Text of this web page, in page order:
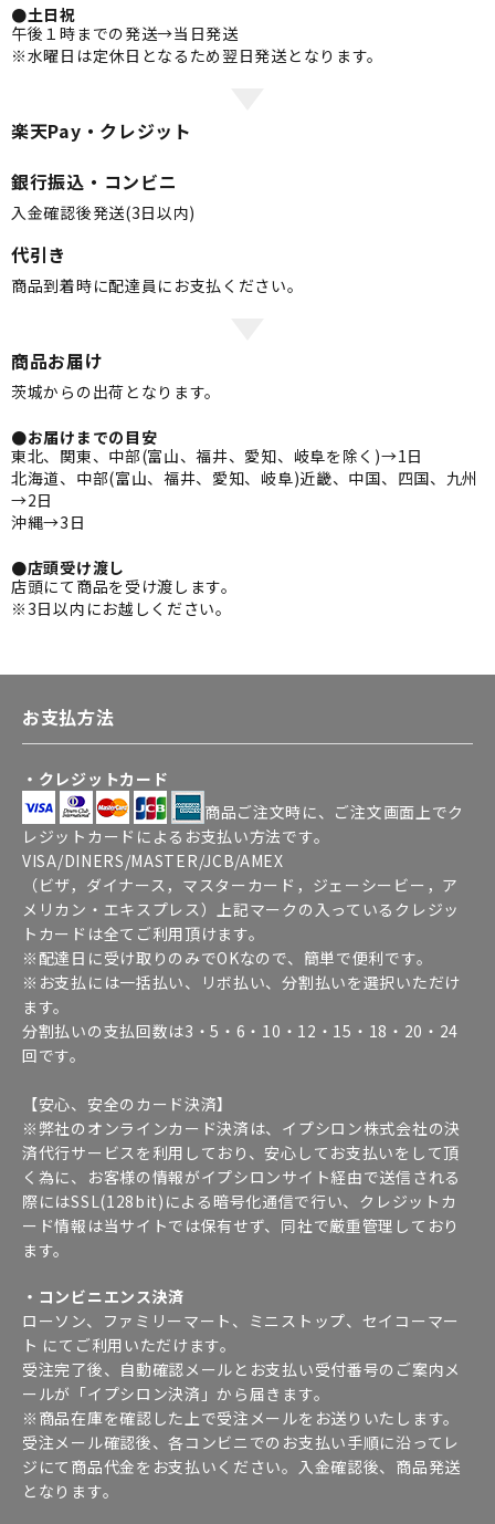
●土日祝
午後１時までの発送→当日発送
※水曜日は定休日となるため翌日発送となります。
楽天Pay・クレジット
銀行振込・コンビニ
入金確認後発送(3日以内)
代引き
商品到着時に配達員にお支払ください。
商品お届け
茨城からの出荷となります。
●お届けまでの目安
東北、関東、中部(富山、福井、愛知、岐阜を除く)→1日
北海道、中部(富山、福井、愛知、岐阜)近畿、中国、四国、九州
→2日
沖縄→3日
●店頭受け渡し
店頭にて商品を受け渡します。
※3日以内にお越しください。
お支払方法
・クレジットカード
商品ご注文時に、ご注文画面上でク
レジットカードによるお支払い方法です。
VISA/DINERS/MASTER/JCB/AMEX
（ビザ，ダイナース，マスターカード，ジェーシービー，ア
メリカン・エキスプレス）上記マークの入っているクレジッ
トカードは全てご利用頂けます。
※配達日に受け取りのみでOKなので、簡単で便利です。
※お支払には一括払い、リボ払い、分割払いを選択いただけ
ます。
分割払いの支払回数は3・5・6・10・12・15・18・20・24
回です。
【安心、安全のカード決済】
※弊社のオンラインカード決済は、イプシロン株式会社の決
済代行サービスを利用しており、安心してお支払いをして頂
く為に、お客様の情報がイプシロンサイト経由で送信される
際にはSSL(128bit)による暗号化通信で行い、クレジットカ
ード情報は当サイトでは保有せず、同社で厳重管理しており
ます。
・コンビニエンス決済
ローソン、ファミリーマート、ミニストップ、セイコーマー
ト にてご利用いただけます。
受注完了後、自動確認メールとお支払い受付番号のご案内メ
ールが「イプシロン決済」から届きます。
※商品在庫を確認した上で受注メールをお送りいたします。
受注メール確認後、各コンビニでのお支払い手順に沿ってレ
ジにて商品代金をお支払いください。入金確認後、商品発送
となります。